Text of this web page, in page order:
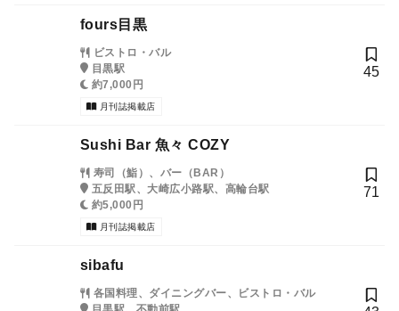
fours目黒
ビストロ・バル
目黒駅
約7,000円
月刊誌掲載店
45
Sushi Bar 魚々 COZY
寿司（鮨）、バー（BAR）
五反田駅、大崎広小路駅、高輪台駅
約5,000円
月刊誌掲載店
71
sibafu
各国料理、ダイニングバー、ビストロ・バル